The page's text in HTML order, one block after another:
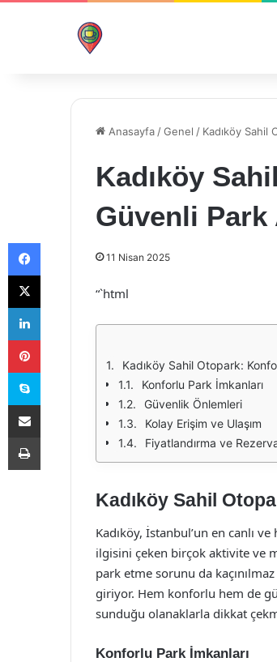
Anasayfa /Genel / Kadıköy Sahil
Kadıköy
Güvenli Park
11 Nisan 2025
“`html
Kadıköy Sahil Otopark:
Konforlu Park İmkanları
Güvenlik Önlemleri
Kolay Erişim ve Ulaşım
Fiyatlandırma ve
Kadıköy Sahil
Kadıköy, İstanbul’un en canlı
ilgisini çeken birçok aktivite ve
park etme sorunu da
giriyor. Hem konforlu hem de
sunduğu olanaklarla dikkat
Konforlu Park İmkanları
Facebook
X
LinkedIn
Pinterest
Skype
E-Posta ile paylaş